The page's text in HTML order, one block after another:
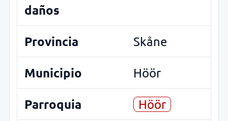
daños
Provincia Skåne
Municipio Höör
Parroquia Höör